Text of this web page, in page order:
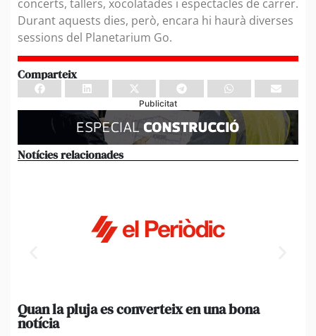
concerts, tallers, xocolatades i espectacles de carrer.
Durant aquests dies, però, encara hi haurà diverses
sessions del Planetarium Go.
Comparteix
Publicitat
Notícies relacionades
Quan la pluja es converteix en una bona
notícia